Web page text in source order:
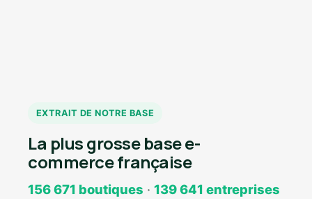
EXTRAIT DE NOTRE BASE
La plus grosse base e-
commerce française
156 671 boutiques · 139 641 entreprises